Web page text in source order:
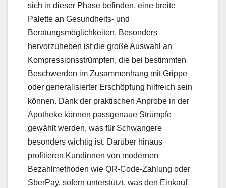
sich in dieser Phase befinden, eine breite
Palette an Gesundheits- und
Beratungsmöglichkeiten. Besonders
hervorzuheben ist die große Auswahl an
Kompressionsstrümpfen, die bei bestimmten
Beschwerden im Zusammenhang mit Grippe
oder generalisierter Erschöpfung hilfreich sein
können. Dank der praktischen Anprobe in der
Apotheke können passgenaue Strümpfe
gewählt werden, was für Schwangere
besonders wichtig ist. Darüber hinaus
profitieren Kundinnen von modernen
Bezahlmethoden wie QR-Code-Zahlung oder
SberPay, sofern unterstützt, was den Einkauf